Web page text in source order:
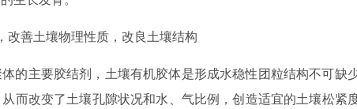
改善土壤物理性质，改良土壤结构
的主要胶结剂，土壤有机胶体是形成水稳性团粒结构不可缺
而改变了土壤孔隙状况和水、气比例，创造适宜的土壤松紧